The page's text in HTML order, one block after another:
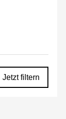
Jetzt filtern